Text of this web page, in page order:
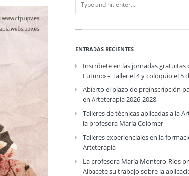
ENTRADAS RECIENTES
Inscríbete en las jornadas gratuitas
Futuro» – Taller el 4 y coloquio el 5
Abierto el plazo de preinscripción
en Arteterapia 2026-2028
Talleres de técnicas aplicadas a la
la profesora María Colomer
Talleres experienciales en la
Arteterapia
La profesora María Montero-Ríos
Albacete su trabajo sobre la